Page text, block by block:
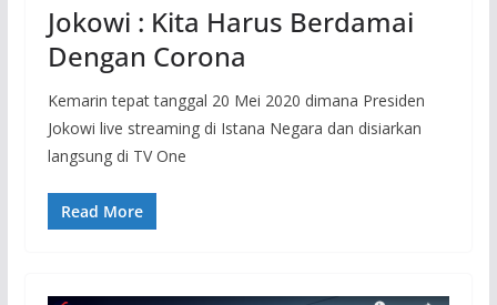
Jokowi : Kita Harus Berdamai
Dengan Corona
Kemarin tepat tanggal 20 Mei 2020 dimana Presiden
Jokowi live streaming di Istana Negara dan disiarkan
langsung di TV One
Read More